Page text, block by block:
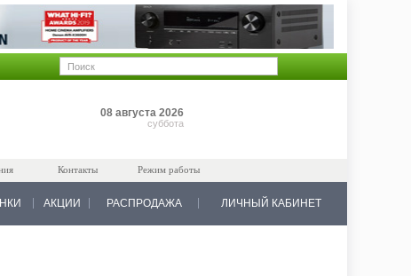
08 августа 2026
суббота
Контакты Режим работы
АКЦИИ РАСПРОДАЖА ЛИЧНЫЙ КАБИНЕТ